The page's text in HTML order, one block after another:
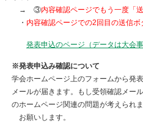
→ ③内容確認ページでもう一度「
・ 内容確認ページでの2回目の送信
発表申込のページ（データは大会
※発表申込み確認について
学会ホームページ上のフォームから発
メールが届きます。もし受領確認メー
のホームページ関連の問題が考えられ
お願いします。